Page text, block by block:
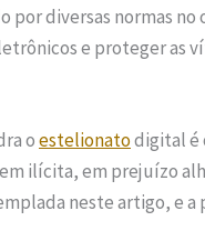
por diversas normas
e proteger as
oestelionatodigital é
ilícita, em prejuízo
neste artigo, e a